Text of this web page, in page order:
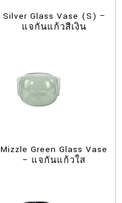
Silver Glass Vase (S) –
แจกันแก้วสีเงิน
Mizzle Green Glass Vase
– แจกันแก้วใส